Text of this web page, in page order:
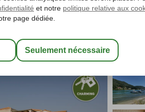
Garantie du prix le plus bas*